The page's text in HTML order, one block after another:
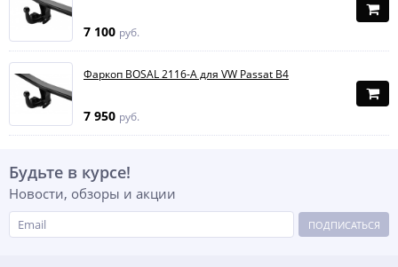
7 100 руб.
Фаркоп BOSAL 2116-A для VW Passat B4
7 950 руб.
Будьте в курсе!
Новости, обзоры и акции
ПОДПИСАТЬСЯ